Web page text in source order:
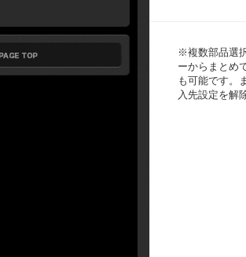
※複数部品選
ーからまとめ
も可能です。
入先設定を解